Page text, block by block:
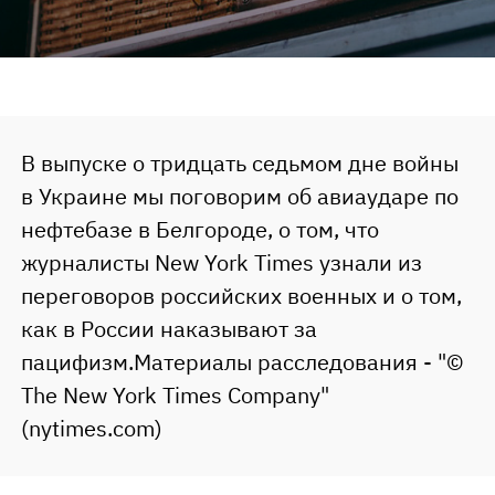
В выпуске о тридцать седьмом дне войны
в Украине мы поговорим об авиаударе по
нефтебазе в Белгороде, о том, что
журналисты New York Times узнали из
переговоров российских военных и о том,
как в России наказывают за
пацифизм.Материалы расследования - "©
The New York Times Company"
(nytimes.com)